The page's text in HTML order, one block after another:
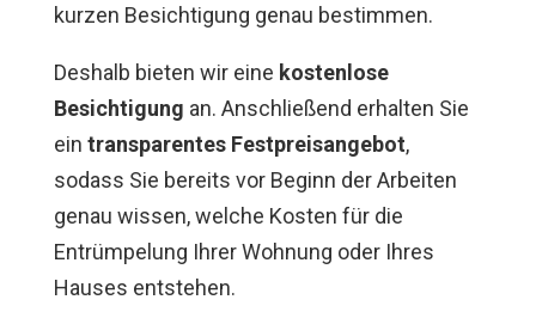
kurzen Besichtigung genau bestimmen.
Deshalb bieten wir eine kostenlose
Besichtigung an. Anschließend erhalten Sie
ein transparentes Festpreisangebot,
sodass Sie bereits vor Beginn der Arbeiten
genau wissen, welche Kosten für die
Entrümpelung Ihrer Wohnung oder Ihres
Hauses entstehen.